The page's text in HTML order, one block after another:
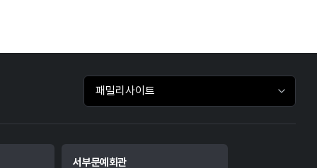
패밀리사이트 바로가기
서부문예회관